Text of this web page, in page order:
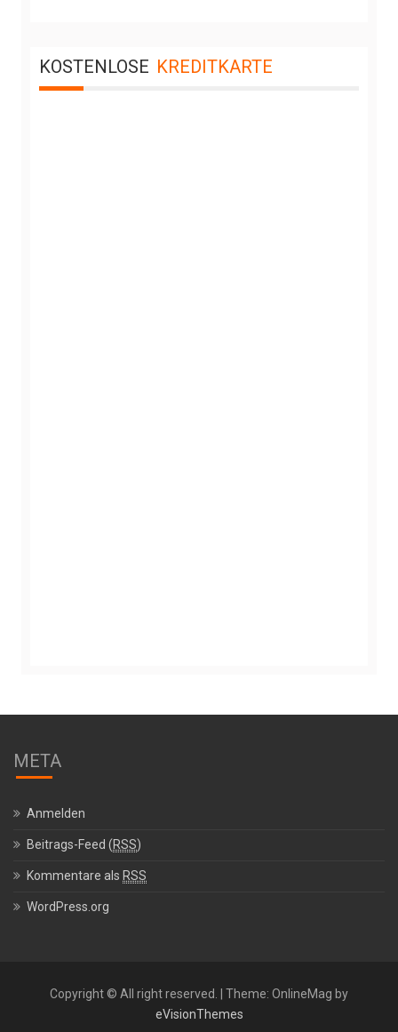
KOSTENLOSE KREDITKARTE
META
Anmelden
Beitrags-Feed (RSS)
Kommentare als RSS
WordPress.org
Copyright © All right reserved.
Theme: OnlineMag by
eVisionThemes